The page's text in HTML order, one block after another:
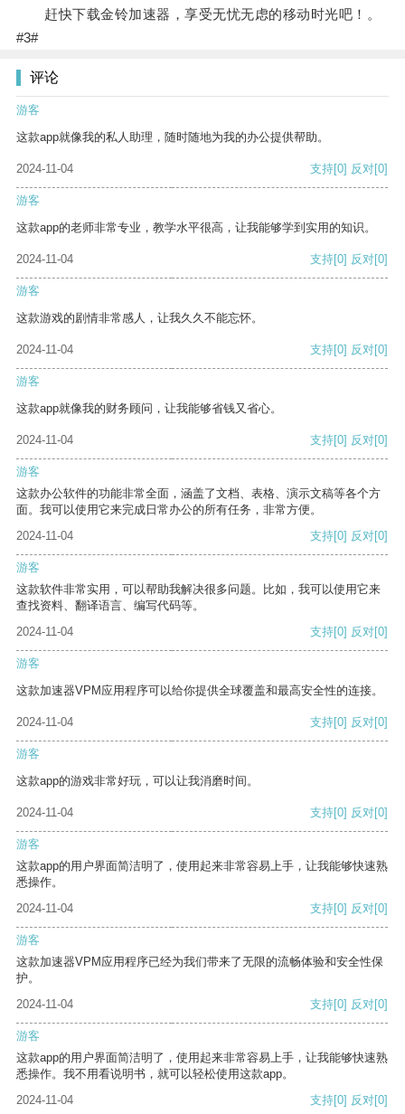
赶快下载金铃加速器，享受无忧无虑的移动时光吧！。
#3#
评论
游客
这款app就像我的私人助理，随时随地为我的办公提供帮助。
2024-11-04 支持[0] 反对[0]
游客
这款app的老师非常专业，教学水平很高，让我能够学到实用的知识。
2024-11-04 支持[0] 反对[0]
游客
这款游戏的剧情非常感人，让我久久不能忘怀。
2024-11-04 支持[0] 反对[0]
游客
这款app就像我的财务顾问，让我能够省钱又省心。
2024-11-04 支持[0] 反对[0]
游客
这款办公软件的功能非常全面，涵盖了文档、表格、演示文稿等各个方
面。我可以使用它来完成日常办公的所有任务，非常方便。
2024-11-04
支持[0] 反对[0]
游客
这款软件非常实用，可以帮助我解决很多问题。比如，我可以使用它来
查找资料、翻译语言、编写代码等。
2024-11-04
支持[0] 反对[0]
游客
这款加速器VPM应用程序可以给你提供全球覆盖和最高安全性的连接。
2024-11-04 支持[0] 反对[0]
游客
这款app的游戏非常好玩，可以让我消磨时间。
2024-11-04 支持[0] 反对[0]
游客
这款app的用户界面简洁明了，使用起来非常容易上手，让我能够快速熟
悉操作。
2024-11-04
支持[0] 反对[0]
游客
这款加速器VPM应用程序已经为我们带来了无限的流畅体验和安全性保
护。
2024-11-04
支持[0] 反对[0]
游客
这款app的用户界面简洁明了，使用起来非常容易上手，让我能够快速熟
悉操作。我不用看说明书，就可以轻松使用这款app。
2024-11-04
支持[0] 反对[0]